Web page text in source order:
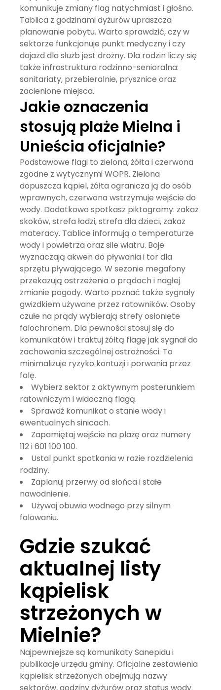
komunikuje zmiany flag natychmiast i głośno.
Tablica z godzinami dyżurów upraszcza
planowanie pobytu. Warto sprawdzić, czy w
sektorze funkcjonuje punkt medyczny i czy
dojazd dla służb jest drożny. Dla rodzin liczy się
takżeinfrastruktura rodzinno-senioralna:
sanitariaty, przebieralnie, prysznice oraz
zacienione miejsca.
Jakie oznaczenia
stosują plaże Mielna i
Unieścia oficjalnie?
Podstawowe flagi to zielona, żółta i czerwona
zgodne z wytycznymi WOPR. Zielona
dopuszcza kąpiel, żółta ogranicza ją do osób
wprawnych, czerwona wstrzymuje wejście do
wody. Dodatkowo spotkasz piktogramy: zakaz
skoków, strefa łodzi, strefa dla dzieci, zakaz
materacy. Tablice informują o temperaturze
wody i powietrza oraz sile wiatru. Boje
wyznaczają akwen do pływania i tor dla
sprzętu pływającego. W sezonie megafony
przekazują ostrzeżenia o prądach i nagłej
zmianie pogody. Warto poznać także sygnały
gwizdkiem używane przez ratowników. Osoby
czułe na prądy wybierają strefy osłonięte
falochronem. Dla pewności stosuj się do
komunikatów i traktuj żółtą flagę jak sygnał do
zachowania szczególnej ostrożności. To
minimalizuje ryzyko kontuzji i porwania przez
falę.
Wybierz sektor z aktywnym posterunkiem
ratowniczym i widoczną flagą.
Sprawdź komunikat o stanie wody i
ewentualnych sinicach.
Zapamiętaj wejście na plażę oraz numery
112 i 601 100 100.
Ustal punkt spotkania w razie rozdzielenia
rodziny.
Zaplanuj przerwy od słońca i stałe
nawodnienie.
Używaj obuwia wodnego przy silnym
falowaniu.
Gdzie szukać
aktualnej listy
kąpielisk
strzeżonych w
Mielnie?
Najpewniejsze są komunikaty Sanepidu i
publikacje urzędu gminy. Oficjalne zestawienia
kąpielisk strzeżonych obejmują nazwy
sektorów, godziny dyżurów oraz status wody.